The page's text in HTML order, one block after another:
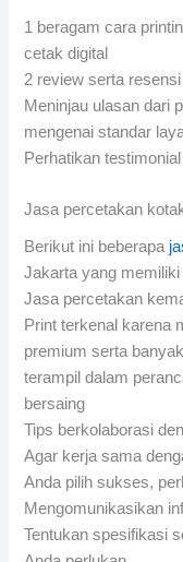
1 beragam cara
cetak digital
2 review serta
Meninjau ulasan dari
mengenai standar
Perhatikan
Jasa percetakan
Berikut ini beberapa
Jakarta yang
Jasa percetakan
Print terkenal karena
premium serta
terampil dalam
bersaing
Tips berkolaborasi
Agar kerja sama
Anda pilih sukses,
Mengomunikasikan
Tentukan spesifikasi